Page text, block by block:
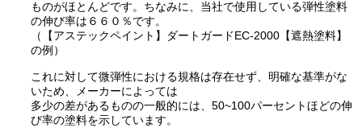
ものがほとんどです。ちなみに、当社で使用している弾性塗料
の伸び率は６６０％です。
（【アステックペイント】ダートガードEC-2000【遮熱塗料】
の例）
これに対して微弾性における規格は存在せず、明確な基準がな
いため、メーカーによっては
多少の差があるものの一般的には、50~100パーセントほどの伸
び率の塗料を示しています。